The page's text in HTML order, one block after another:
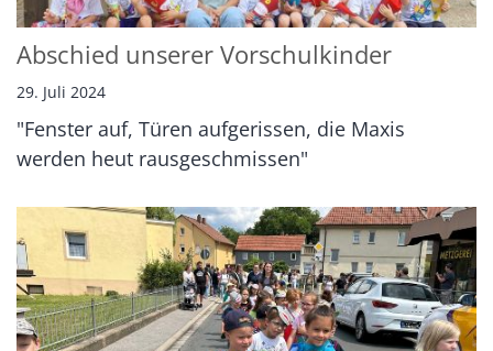
Abschied unserer Vorschulkinder
29. Juli 2024
"Fenster auf, Türen aufgerissen, die Maxis
werden heut rausgeschmissen"